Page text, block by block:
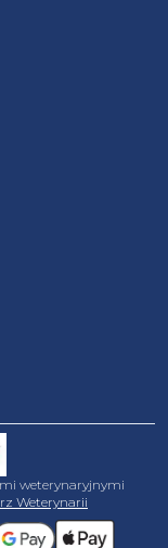
weterynaryjnymi
Weterynarii